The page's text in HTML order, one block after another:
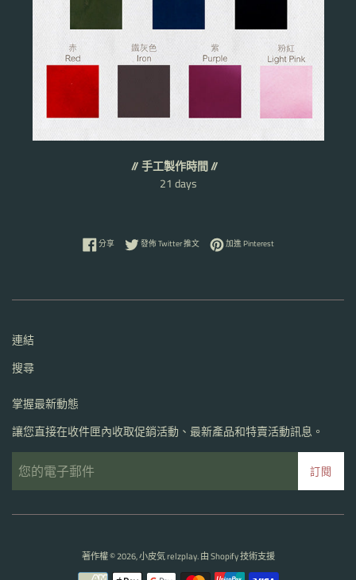
// 手工製作時間 //
21 days
分享分享至 Facebook發佈 Twitter 推文在 Twitter 上發佈推文
加進 Pinterest加入 Pinterest
連結
搜尋
掌握最新動態
讓您直接在收件匣內收取促銷活動、最新產品和特賣活動訊息。
訂閱
著作權 © 2026,小皮気 relzplay. 由 Shopify 技術支援